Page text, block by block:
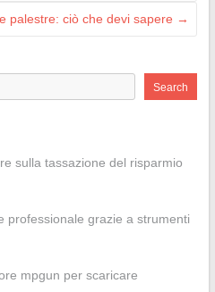
palestre: ciò che devi sapere →
Search
sulla tassazione del risparmio
professionale grazie a strumenti
mpgun per scaricare